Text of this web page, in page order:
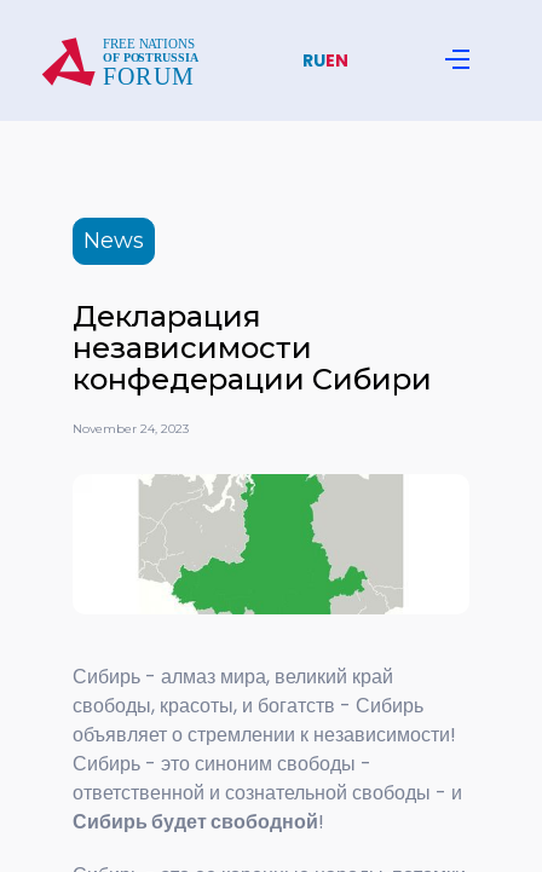
RUEN
News
Декларация
независимости
конфедерации Сибири
November 24, 2023
Сибирь - алмаз мира, великий край
свободы, красоты, и богатств - Сибирь
объявляет о стремлении к независимости!
Сибирь - это синоним свободы -
ответственной и сознательной свободы - и
Сибирь будет свободной!